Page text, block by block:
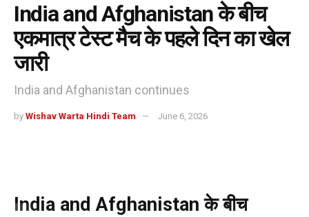
India and Afghanistan के बीच
एकमात्र टेस्ट मैच के पहले दिन का खेल
जारी
India and Afghanistan continues
by Wishav Warta Hindi Team June 6, 2026
India and Afghanistan के बीच